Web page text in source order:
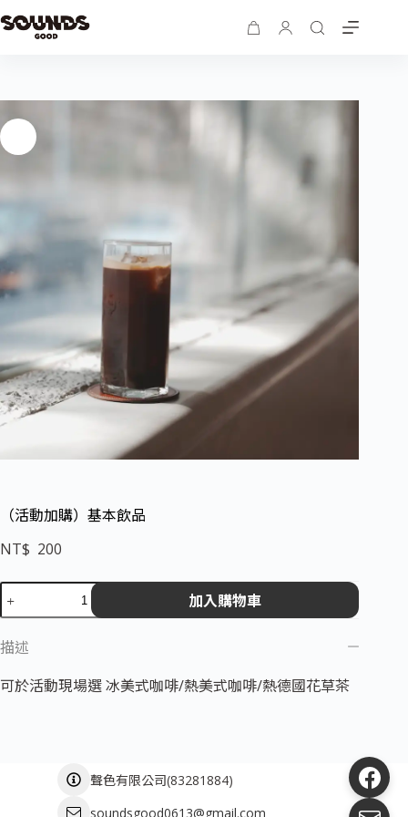
（活動加購）基本飲品
NT$ 200
加入購物車
描述
可於活動現場選 冰美式咖啡/熱美式咖啡/熱德國花草茶
聲色有限公司(83281884)
soundsgood0613@gmail.com